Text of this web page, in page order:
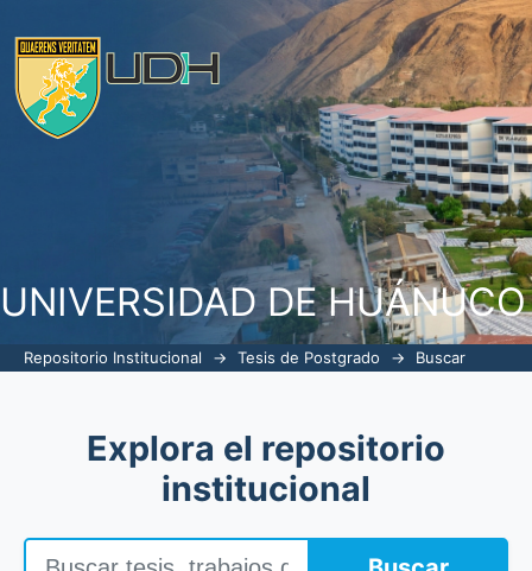
UNIVERSIDAD DE HUÁNUCO
Repositorio Institucional → Tesis de Postgrado → Buscar
Explora el repositorio
institucional